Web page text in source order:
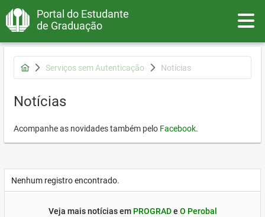
Portal do Estudante
de Graduação
Serviços sem Autenticação Notícias
Notícias
Acompanhe as novidades também pelo Facebook.
Nenhum registro encontrado.
Veja mais notícias em PROGRADe O Perobal